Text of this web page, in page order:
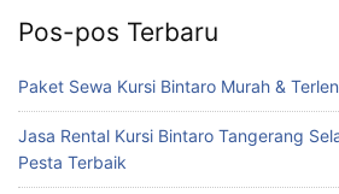
Pos-pos Terbaru
Paket Sewa Kursi Bintaro Murah &
Jasa Rental Kursi Bintaro Tangerang
Pesta Terbaik